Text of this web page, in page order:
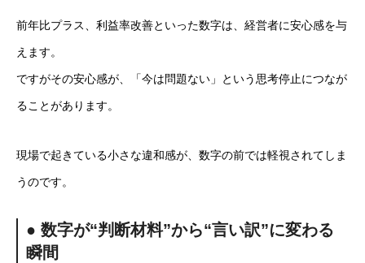
前年比プラス、利益率改善といった数字は、経営者に安心感を与
えます。
ですがその安心感が、「今は問題ない」という思考停止につなが
ることがあります。
現場で起きている小さな違和感が、数字の前では軽視されてしま
うのです。
● 数字が“判断材料”から“言い訳”に変わる
瞬間